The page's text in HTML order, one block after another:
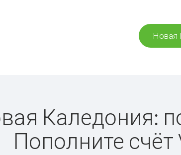
Новая
Каледония:
Пополните